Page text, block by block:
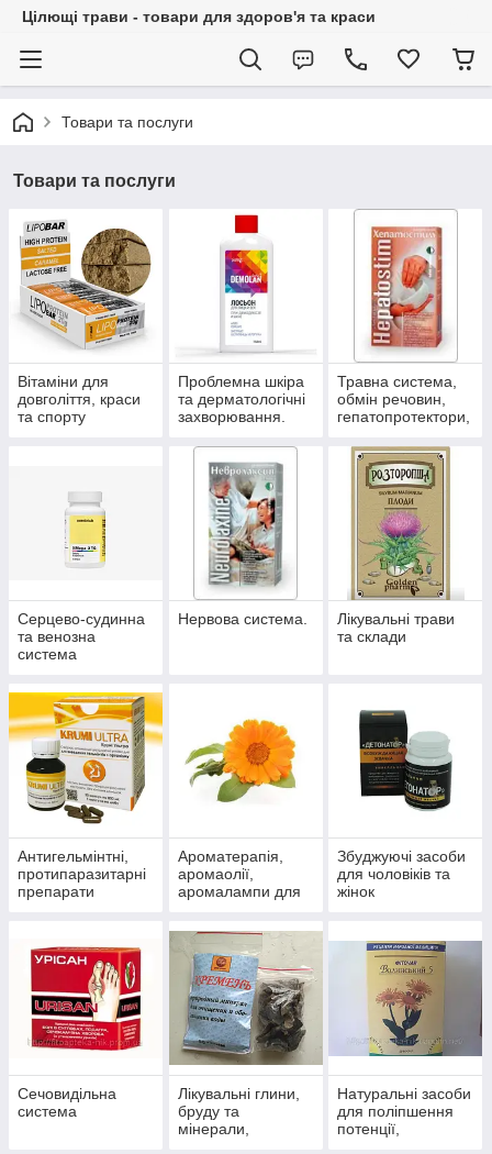
Цілющі трави - товари для здоров'я та краси
Товари та послуги
Товари та послуги
Вітаміни для
довголіття, краси
та спорту
Проблемна шкіра
та дерматологічні
захворювання.
Травна система,
обмін речовин,
гепатопротектори,
Серцево-судинна
та венозна
система
Нервова система.
Лікувальні трави
та склади
Антигельмінтні,
протипаразитарні
препарати
Ароматерапія,
аромаолії,
аромалампи для
Збуджуючі засоби
для чоловіків та
жінок
Сечовидільна
система
Лікувальні глини,
бруду та
мінерали,
Натуральні засоби
для поліпшення
потенції,